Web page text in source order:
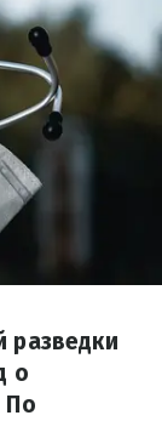
разведки
о
По